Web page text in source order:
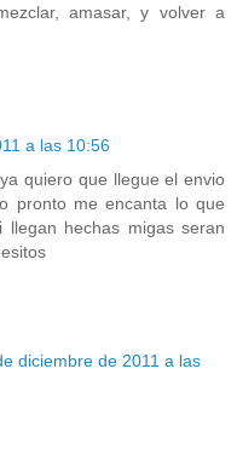
amasar, y volver a
a las 10:56
quiero que llegue el envio
pronto me encanta lo que
hechas migas seran
diciembre de 2011 a las